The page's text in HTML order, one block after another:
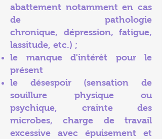
abattement notamment en cas
de pathologie
chronique, dépression, fatigue,
lassitude, etc.) ;
le manque d'intérêt pour le
présent
le désespoir (sensation de
souillure physique ou
psychique, craintedes
microbes, charge de travail
excessive avec épuisement et